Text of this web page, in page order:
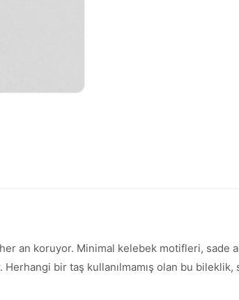
her an koruyor. Minimal kelebek motifleri,
bir taş kullanılmamış olan bu